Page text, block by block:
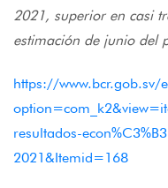
2021, superior en casi
estimación de junio del
https://www.bcr.gob.sv/
resultados-
2021&Itemid=168